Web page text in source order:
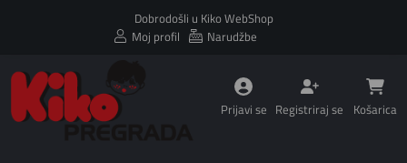
Dobrodošli u Kiko WebShop
Moj profil
Narudžbe
Prijavi se Registriraj se Košarica